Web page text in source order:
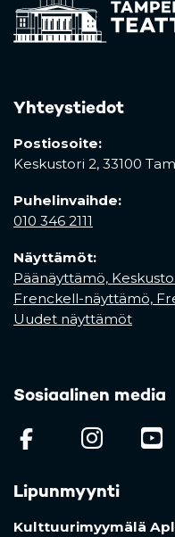
Yhteystiedot
Postiosoite:
Keskustori 2, 33100
Puhelinvaihde:
010 346 2111
Näyttämöt:
Päänäyttämö,
Frenckell-näyttämö,
Uudet näyttämöt
Sosiaalinen media
(opens
Lipunmyynti
Kulttuurimyymälä